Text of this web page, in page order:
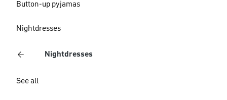
Button-up pyjamas
Nightdresses
Nightdresses
See all